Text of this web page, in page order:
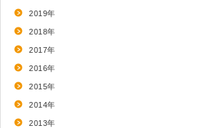
2019年
2018年
2017年
2016年
2015年
2014年
2013年